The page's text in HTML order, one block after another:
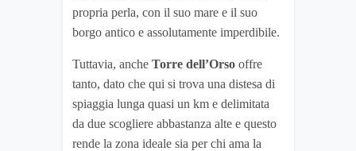
propria perla, con il suo mare e il suo
borgo antico e assolutamente imperdibile.
Tuttavia, anche Torre dell’Orso offre
tanto, dato che qui si trova una distesa di
spiaggia lunga quasi un km e delimitata
da due scogliere abbastanza alte e questo
rende la zona ideale sia per chi ama la